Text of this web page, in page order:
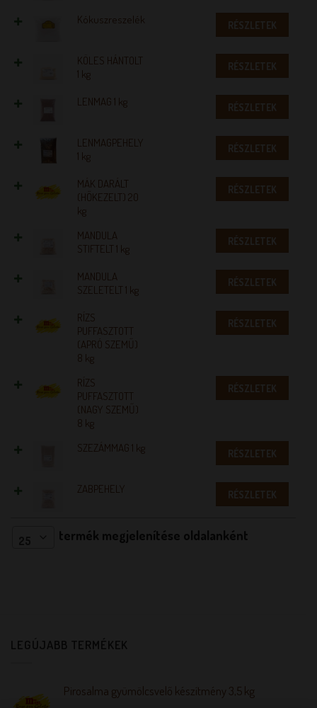
Kókuszreszelék RÉSZLETEK
KÖLES HÁNTOLT
1 kg
RÉSZLETEK
LENMAG 1 kg RÉSZLETEK
LENMAGPEHELY
1 kg
RÉSZLETEK
MÁK DARÁLT
(HŐKEZELT) 20
kg
RÉSZLETEK
MANDULA
STIFTELT 1 kg
RÉSZLETEK
MANDULA
SZELETELT 1 kg
RÉSZLETEK
RÍZS
PUFFASZTOTT
(APRÓ SZEMŰ)
8 kg
RÉSZLETEK
RÍZS
PUFFASZTOTT
(NAGY SZEMŰ)
8 kg
RÉSZLETEK
SZEZÁMMAG 1 kg RÉSZLETEK
ZABPEHELY RÉSZLETEK
termék megjelenítése oldalanként
LEGÚJABB TERMÉKEK
Pirosalma gyümölcsvelő készítmény 3,5 kg